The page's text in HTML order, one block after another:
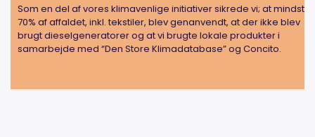
Som en del af vores klimavenlige initiativer sikrede vi; at mindst
70% af affaldet, inkl. tekstiler, blev genanvendt, at der ikke blev
brugt dieselgeneratorer og at vi brugte lokale produkter i
samarbejde med “Den Store Klimadatabase” og Concito.